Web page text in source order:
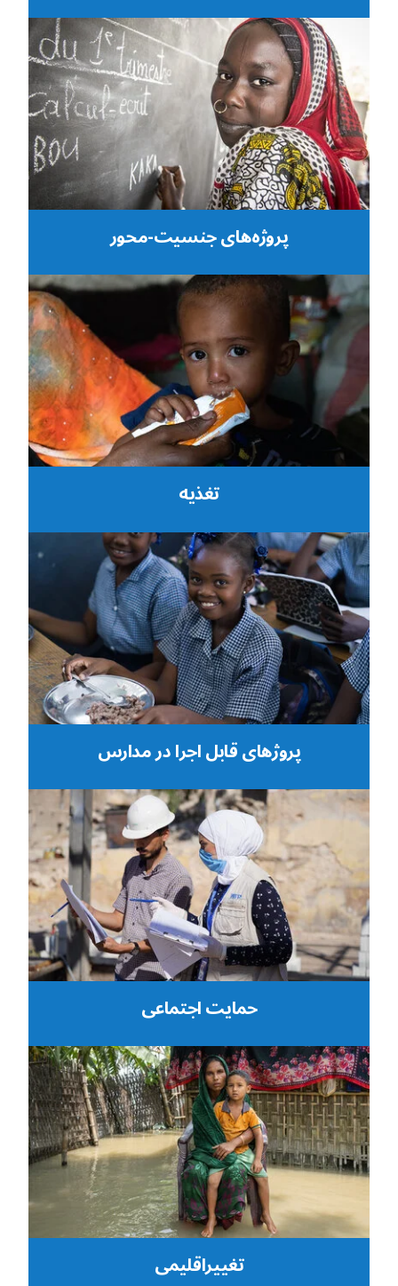
پروژه‌های جنسیت-محور
تغذیه
پروژهای قابل اجرا در مدارس
حمایت اجتماعی
تغییراقلیمی